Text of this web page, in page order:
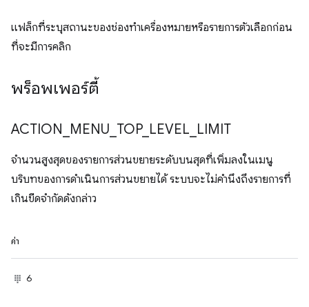
แฟล็กที่ระบุสถานะของช่องทำเครื่องหมายหรือรายการตัวเลือกก่อน
ที่จะมีการคลิก
พร็อพเพอร์ตี้
ACTION MENU TOP_ LEVEL LIMIT
จำนวนสูงสุดของรายการส่วนขยายระดับบนสุดที่เพิ่มลงในเมนู
บริบทของการดำเนินการส่วนขยายได้ ระบบจะไม่คำนึงถึงรายการที่
เกินขีดจำกัดดังกล่าว
ค่า
6